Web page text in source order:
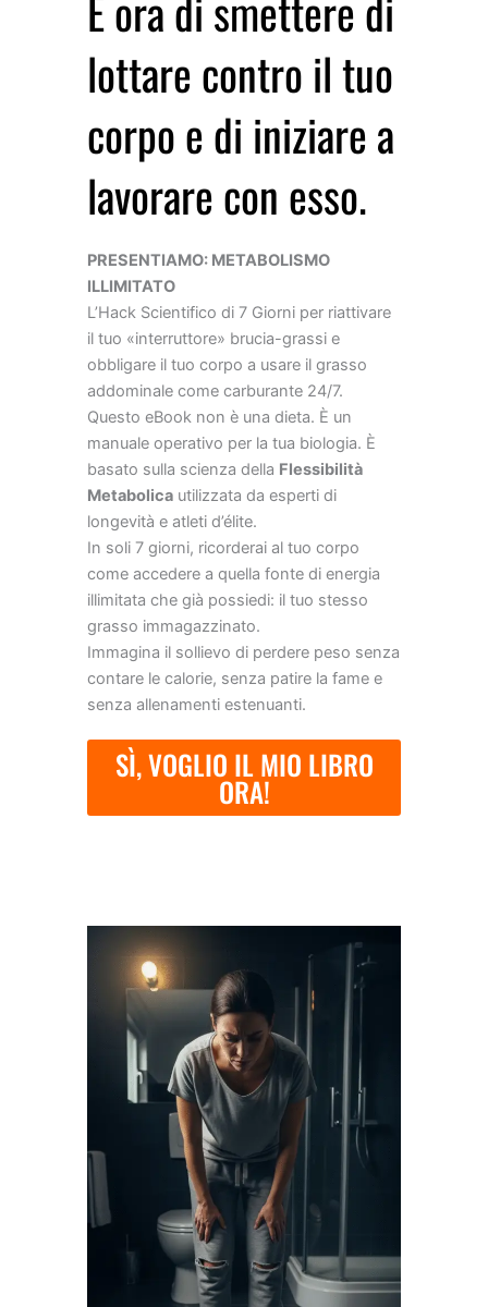
lottare contro il tuo
corpo e di iniziare a
lavorare con esso.
PRESENTIAMO: METABOLISMO
ILLIMITATO
L’Hack Scientifico di 7 Giorni per riattivare
il tuo «interruttore» brucia-grassi e
obbligare il tuo corpo a usare il grasso
addominale come carburante 24/7.
Questo eBook non è una dieta. È un
manuale operativo per la tua biologia. È
basato sulla scienza della Flessibilità
Metabolica utilizzata da esperti di
longevità e atleti d’élite.
In soli 7 giorni, ricorderai al tuo corpo
come accedere a quella fonte di energia
illimitata che già possiedi: il tuo stesso
grasso immagazzinato.
Immagina il sollievo di perdere peso senza
contare le calorie, senza patire la fame e
senza allenamenti estenuanti.
SÌ, VOGLIO IL MIO LIBRO
ORA!